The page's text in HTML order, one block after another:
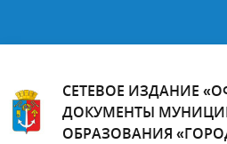
СЕТЕВОЕ ИЗДАНИЕ
ДОКУМЕНТЫ
ОБРАЗОВАНИЯ